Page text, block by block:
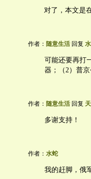
对了，本文是
作者： 随意生活 回复
可能还要再打
器；（2）普
作者： 随意生活 回复
多谢支持！
作者： 水蛇
我的赶脚，俄